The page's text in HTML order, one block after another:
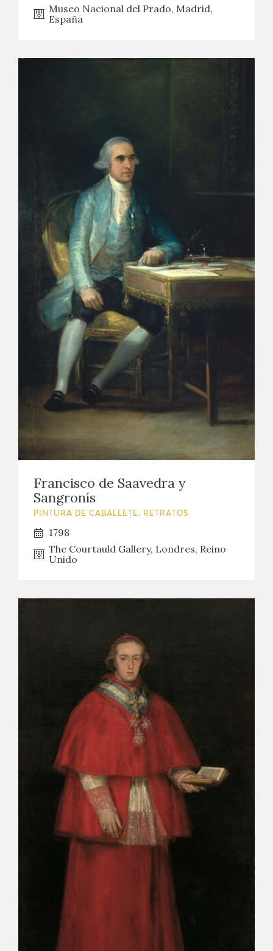
Museo Nacional del Prado, Madrid,
España
Francisco de Saavedra y
Sangronís
PINTURA DE CABALLETE. RETRATOS
1798
The Courtauld Gallery, Londres, Reino
Unido